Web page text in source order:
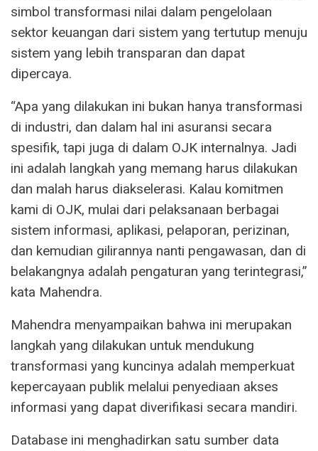
simbol transformasi nilai dalam pengelolaan
sektor keuangan dari sistem yang tertutup menuju
sistem yang lebih transparan dan dapat
dipercaya.
“Apa yang dilakukan ini bukan hanya transformasi
di industri, dan dalam hal ini asuransi secara
spesifik, tapi juga di dalam OJK internalnya. Jadi
ini adalah langkah yang memang harus dilakukan
dan malah harus diakselerasi. Kalau komitmen
kami di OJK, mulai dari pelaksanaan berbagai
sistem informasi, aplikasi, pelaporan, perizinan,
dan kemudian gilirannya nanti pengawasan, dan di
belakangnya adalah pengaturan yang terintegrasi,”
kata Mahendra.
Mahendra menyampaikan bahwa ini merupakan
langkah yang dilakukan untuk mendukung
transformasi yang kuncinya adalah memperkuat
kepercayaan publik melalui penyediaan akses
informasi yang dapat diverifikasi secara mandiri.
Database ini menghadirkan satu sumber data